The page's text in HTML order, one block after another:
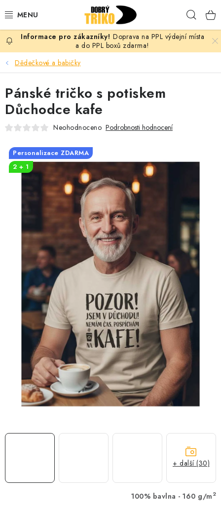
na
PRO ŽENY
PRO MUŽE
PRO DĚTI
PRO PÁRY
VLASTNÍ MOTIV
OKAMŽITĚ K ODBĚRU
B2B
MÁM SRDCE POMÁHÁM
VÁNOCE
PROVIZNÍ SYSTÉM
O nás Časté otázky
Doprava a platba
Obchodní podmínky
Zásady zpracování ochrany osobních údajů
Napište nám
Doprava na PPL výdejní místa
a do PPL boxů zdarma!
Dědečkové a babičky
100% bavlna - 160 g/m 2
Pánské tričko s potiskem
Důchodce kafe
Neohodnoceno Podrobnosti hodnocení
Personalizace ZDARMA
2 + 1
+ další (30)